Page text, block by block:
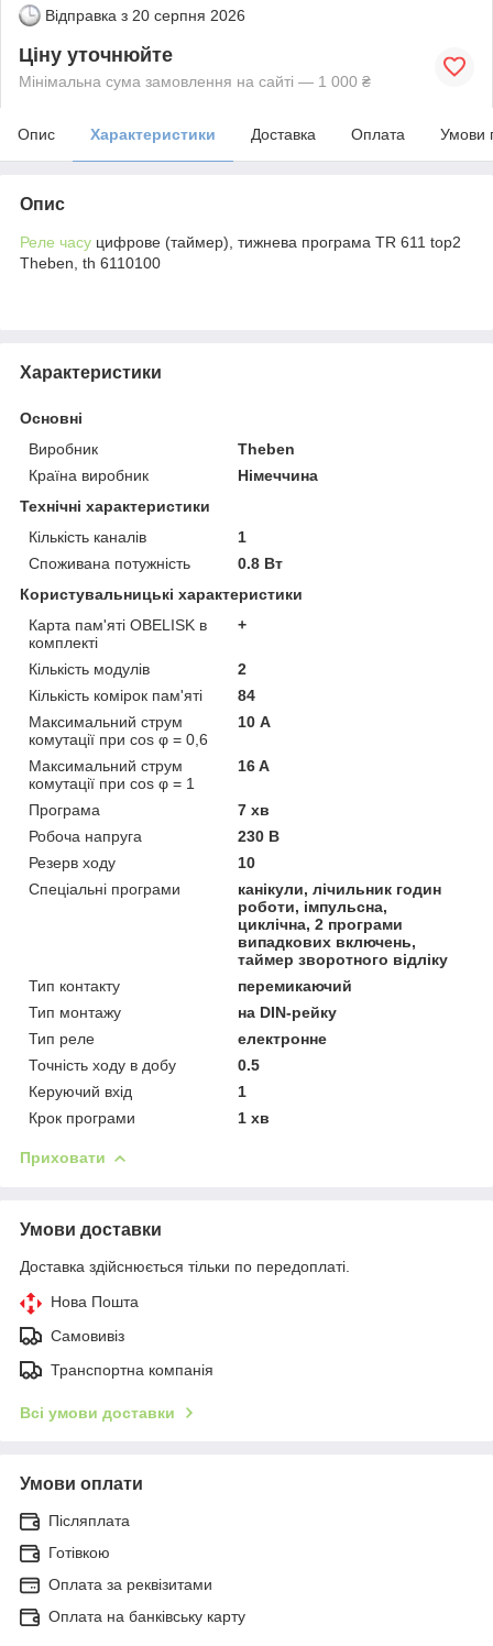
Відправка з 20 серпня 2026
Ціну уточнюйте
Мінімальна сума замовлення на сайті — 1 000 ₴
Опис Характеристики Доставка Оплата Умови
Опис
Реле часу цифрове (таймер), тижнева програма TR 611 top2
Theben, th 6110100
Характеристики
Основні
Виробник
Theben
Країна виробник
Німеччина
Технічні характеристики
Кількість каналів
1
Споживана потужність
0.8 Вт
Користувальницькі характеристики
Карта пам'яті OBELISK в
комплекті
+
Кількість модулів
2
Кількість комірок пам'яті
84
Максимальний струм
комутації при cos φ = 0,6
10 А
Максимальний струм
комутації при cos φ = 1
16 A
Програма
7 хв
Робоча напруга
230 В
Резерв ходу
10
Спеціальні програми
канікули, лічильник годин
роботи, імпульсна,
циклічна, 2 програми
випадкових включень,
таймер зворотного відліку
Тип контакту
перемикаючий
Тип монтажу
на DIN-рейку
Тип реле
електронне
Точність ходу в добу
0.5
Керуючий вхід
1
Крок програми
1 хв
Приховати
Умови доставки
Доставка здійснюється тільки по передоплаті.
Нова Пошта
Самовивіз
Транспортна компанія
Всі умови доставки
Умови оплати
Післяплата
Готівкою
Оплата за реквізитами
Оплата на банківську карту